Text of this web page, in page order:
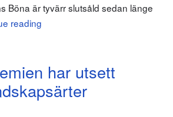
Böna är tyvärr slutsåld sedan länge
reading
har utsett